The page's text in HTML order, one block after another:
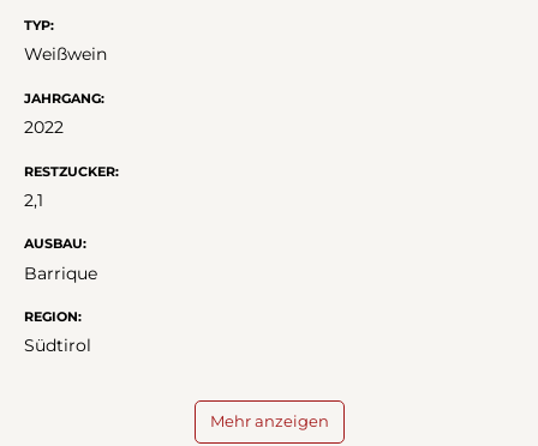
TYP:
Weißwein
JAHRGANG:
2022
RESTZUCKER:
2,1
AUSBAU:
Barrique
REGION:
Südtirol
Mehr anzeigen